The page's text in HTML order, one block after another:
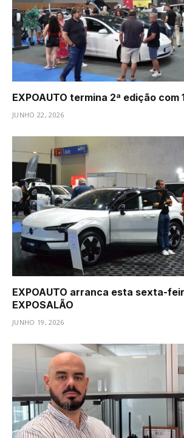
EXPOAUTO termina 2ª edição
JUNHO 22, 2026
EXPOAUTO arranca esta sexta-
EXPOSALÃO
JUNHO 19, 2026